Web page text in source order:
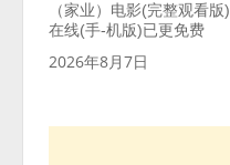
（家业）电影(完整观看版)
在线(手-机版)已更免费
2026年8月7日